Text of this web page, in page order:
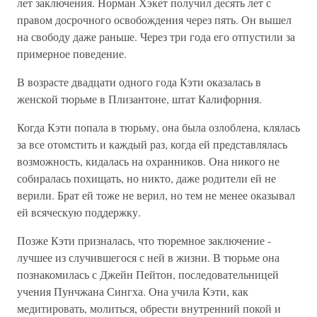
правом досрочного освобождения через пять. Он вышел
на свободу даже раньше. Через три года его отпустили за
примерное поведение.
В возрасте двадцати одного года Кэти оказалась в
женской тюрьме в Плизантоне, штат Калифорния.
Когда Кэти попала в тюрьму, она была озлоблена, клялась
за все отомстить и каждый раз, когда ей представлялась
возможность, кидалась на охранников. Она никого не
собиралась похищать, но никто, даже родители ей не
верили. Брат ей тоже не верил, но тем не менее оказывал
ей всяческую поддержку.
Позже Кэти призналась, что тюремное заключение -
лучшее из случившегося с ней в жизни. В тюрьме она
познакомилась с Джейн Пейтон, последовательницей
учения Пунчжана Сингха. Она учила Кэти, как
медитировать, молиться, обрести внутренний покой и